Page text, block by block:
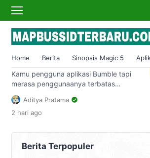
Home Berita Sinopsis Magic 5
bumble mod
Download Bumble Mod Apk
Unlimited Chat
Kamu pengguna aplikasi Bumble tapi
merasa penggunaanya terbatas
bahkan terlihat akan menguras
dompet? Mungkin kehadiran Bumble
Mod APK bisa jadi cara untuk
powerful. Aplikasi disebut powerful
karena ada banyak sekali fitur yang
bisa digunakan dengan memanfaatkan
Aditya Pratama
2 hari ago
Berita Terpopuler